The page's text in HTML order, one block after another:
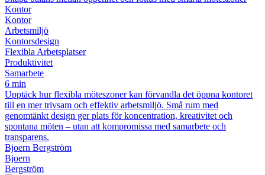
Kontor
Kontor
Arbetsmiljö
Kontorsdesign
Flexibla Arbetsplatser
Produktivitet
Samarbete
6 min
Upptäck hur flexibla möteszoner kan förvandla det öppna kontoret
till en mer trivsam och effektiv arbetsmiljö. Små rum med
genomtänkt design ger plats för koncentration, kreativitet och
spontana möten – utan att kompromissa med samarbete och
transparens.
Bjoern Bergström
Bjoern
Bergström